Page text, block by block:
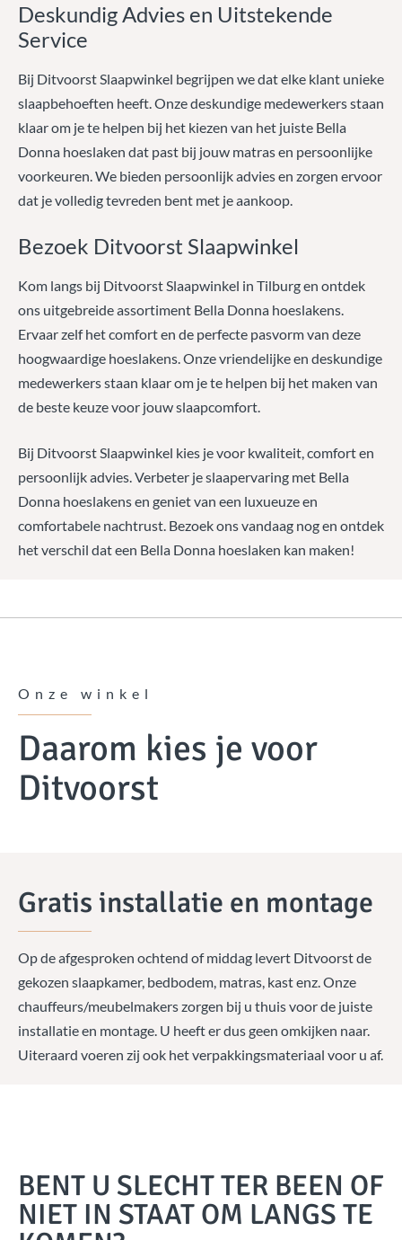
Deskundig Advies en Uitstekende
Service
Bij Ditvoorst Slaapwinkel begrijpen we dat elke klant unieke
slaapbehoeften heeft. Onze deskundige medewerkers staan
klaar om je te helpen bij het kiezen van het juiste Bella
Donna hoeslaken dat past bij jouw matras en persoonlijke
voorkeuren. We bieden persoonlijk advies en zorgen ervoor
dat je volledig tevreden bent met je aankoop.
Bezoek Ditvoorst Slaapwinkel
Kom langs bij Ditvoorst Slaapwinkel in Tilburg en ontdek
ons uitgebreide assortiment Bella Donna hoeslakens.
Ervaar zelf het comfort en de perfecte pasvorm van deze
hoogwaardige hoeslakens. Onze vriendelijke en deskundige
medewerkers staan klaar om je te helpen bij het maken van
de beste keuze voor jouw slaapcomfort.
Bij Ditvoorst Slaapwinkel kies je voor kwaliteit, comfort en
persoonlijk advies. Verbeter je slaapervaring met Bella
Donna hoeslakens en geniet van een luxueuze en
comfortabele nachtrust. Bezoek ons vandaag nog en ontdek
het verschil dat een Bella Donna hoeslaken kan maken!
Onze winkel
Daarom kies je voor
Ditvoorst
Gratis installatie en montage
Op de afgesproken ochtend of middag levert Ditvoorst de
gekozen slaapkamer, bedbodem, matras, kast enz. Onze
chauffeurs/meubelmakers zorgen bij u thuis voor de juiste
installatie en montage. U heeft er dus geen omkijken naar.
Uiteraard voeren zij ook het verpakkingsmateriaal voor u af.
BENT U SLECHT TER BEEN OF
NIET IN STAAT OM LANGS TE